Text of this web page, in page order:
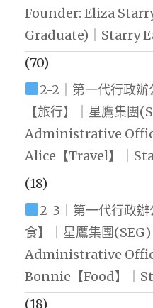
Founder: Eliza
Graduate)｜Starry
(70)
2-2｜第一代行政辦
【旅行】｜星鷹集
Administrative
Alice【Travel】｜
(18)
2-3｜第一代行政
食】｜星鷹集團
Administrative
Bonnie【Food】｜
(18)